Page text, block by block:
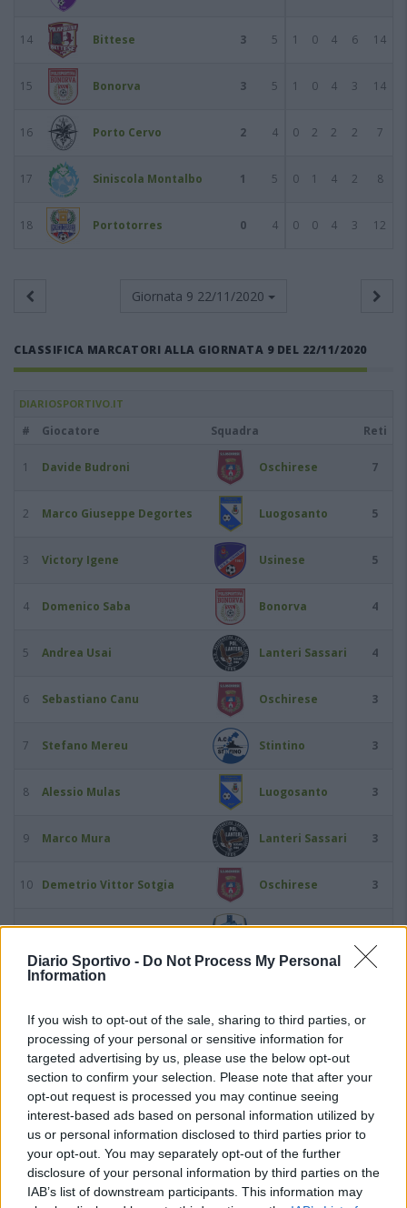
Diario Sportivo - Do Not Process My Personal
Information
If you wish to opt-out of the sale, sharing to third parties, or
processing of your personal or sensitive information for
targeted advertising by us, please use the below opt-out
section to confirm your selection. Please note that after your
opt-out request is processed you may continue seeing
interest-based ads based on personal information utilized by
us or personal information disclosed to third parties prior to
your opt-out. You may separately opt-out of the further
disclosure of your personal information by third parties on the
IAB’s list of downstream participants. This information may
14 Bittese 3 5 1 0 4 6 14
15 Bonorva 3 5 1 0 4 3 14
16 Porto Cervo 2 4 0 2 2 2 7
17 Siniscola Montalbo 1 5 0 1 4 2 8
18 Portotorres 0 4 0 0 4 3 12
Giornata 9 22/11/2020
CLASSIFICA MARCATORI ALLA GIORNATA 9 DEL 22/11/2020
DIARIOSPORTIVO.IT
# Giocatore Squadra Reti
1 Davide Budroni Oschirese 7
2 Marco Giuseppe Degortes Luogosanto 5
3 Victory Igene Usinese 5
4 Domenico Saba Bonorva 4
5 Andrea Usai Lanteri Sassari 4
6 Sebastiano Canu Oschirese 3
7 Stefano Mereu Stintino 3
8 Alessio Mulas Luogosanto 3
9 Marco Mura Lanteri Sassari 3
10 Demetrio Vittor Sotgia Oschirese 3
11 Lorenco Zela Posada 3
12 Francesco Aloia
13 Alessandro Asara Oschirese
Gavino Cabras Valledoria
15 Giorgio Calvisi Bittese 2
16 Giuseppe Cocco Bonorva